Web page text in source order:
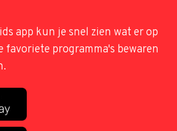
app kun je snel zien wat er op
favoriete programma's bewaren